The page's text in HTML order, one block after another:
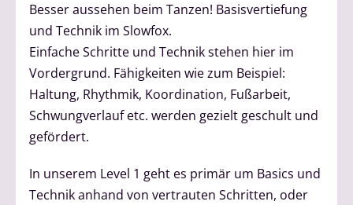
Besser aussehen beim Tanzen! Basisvertiefung
und Technik im Slowfox.
Einfache Schritte und Technik stehen hier im
Vordergrund. Fähigkeiten wie zum Beispiel:
Haltung, Rhythmik, Koordination, Fußarbeit,
Schwungverlauf etc. werden gezielt geschult und
gefördert.
In unserem Level 1 geht es primär um Basics und
Technik anhand von vertrauten Schritten, oder